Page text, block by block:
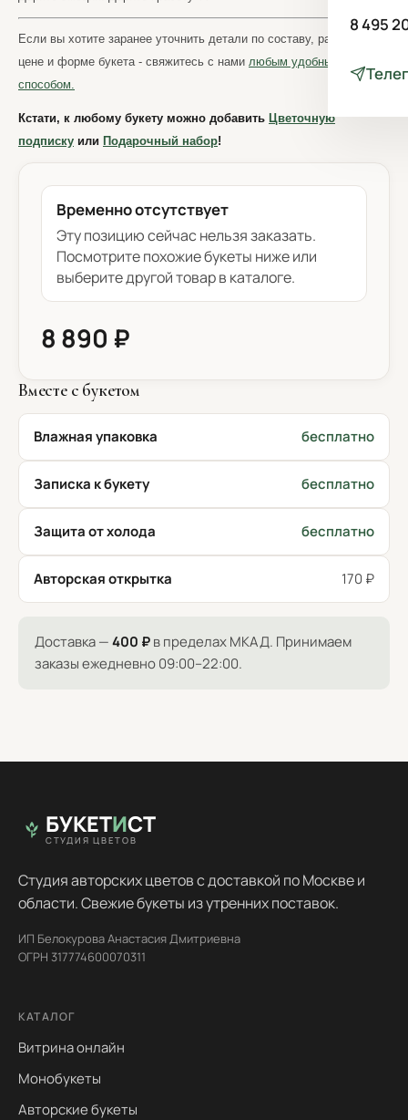
8 495
Если вы хотите заранее уточнить детали по составу, размеру,
цене и форме букета - свяжитесь с нами любым удобным
способом.
Кстати, к любому букету можно добавить Цветочную
подписку или Подарочный набор!
Временно отсутствует
Эту позицию сейчас нельзя заказать.
Посмотрите похожие букеты ниже или
выберите другой товар в каталоге.
8 890 ₽
Вместе с букетом
Влажная упаковка бесплатно
Записка к букету бесплатно
Защита от холода бесплатно
Авторская открытка 170 ₽
Доставка —400 ₽в пределах МКАД. Принимаем
заказы ежедневно 09:00–22:00.
БУКЕТИСТ
СТУДИЯ ЦВЕТОВ
Студия авторских цветов с доставкой по Москве и
области. Свежие букеты из утренних поставок.
ИП Белокурова Анастасия Дмитриевна
ОГРН 317774600070311
КАТАЛОГ
Витрина онлайн
Монобукеты
Авторские букеты